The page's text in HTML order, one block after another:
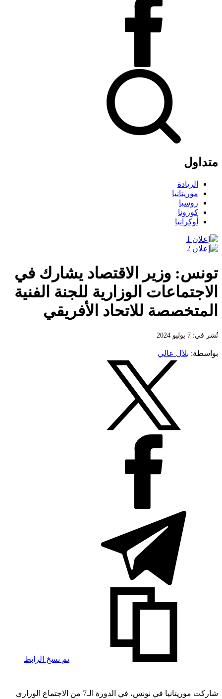
متداول
الريادة
موريتانيا
روسيا
كورونا
أوكرانيا
تونس: وزير الاقتصاد يشارك في
الاجتماعات الوزارية للجنة الفنية
المتخصصة للاتحاد الأفريقي
نُشر في: 7 يوليو 2024
بواسطة: بلال عالي
تم نسخ الرابط
شاركت موريتانيا في نونس، في الدورة الـ7 من الاجتماع الوزاري